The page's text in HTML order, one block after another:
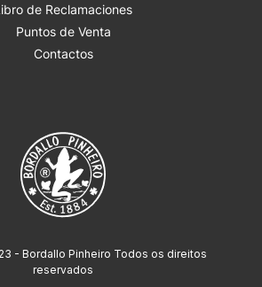
de Reclamaciones
Puntos de Venta
Contactos
- Bordallo Pinheiro Todos os direitos
reservados